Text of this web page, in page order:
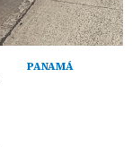
PANAMÁ